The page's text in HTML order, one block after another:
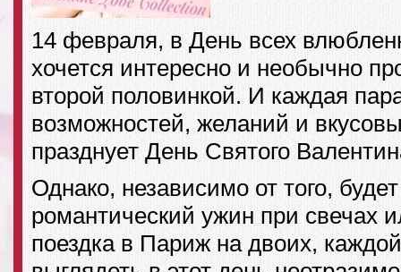
14 февраля, в День всех
хочется интересно и необычно
второй половинкой. И каждая
возможностей, желаний и
празднует День Святого
Однако, независимо от того,
романтический ужин при свечах
поездка в Париж на двоих,